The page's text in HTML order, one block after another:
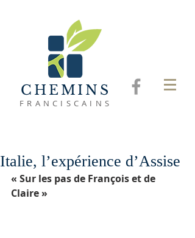
CHEMINS
FRANCISCAINS
Italie, l’expérience d’Assise
« Sur les pas de François et de
Claire »